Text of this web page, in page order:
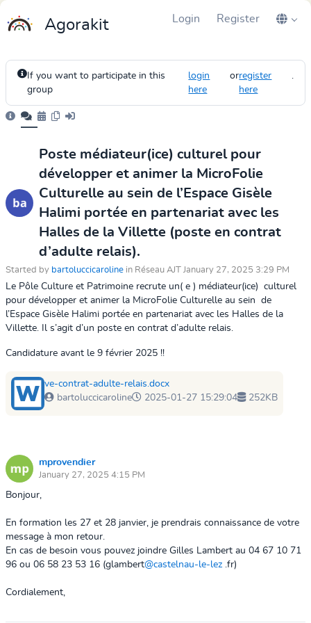
Agorakit Login Register
If you want to participate in this
group
login
here
orregister
here
.
Poste médiateur(ice) culturel pour
développer et animer la MicroFolie
Culturelle au sein de l’Espace Gisèle
Halimi portée en partenariat avec les
Halles de la Villette (poste en contrat
d’adulte relais).
Started by bartoluccicaroline in Réseau AJT January 27, 2025 3:29 PM
Le Pôle Culture et Patrimoine recrute un( e ) médiateur(ice) culturel
pour développer et animer la MicroFolie Culturelle au sein de
l’Espace Gisèle Halimi portée en partenariat avec les Halles de la
Villette. Il s’agit d’un poste en contrat d’adulte relais.
Candidature avant le 9 février 2025 !!
ve-contrat-adulte-relais.docx
bartoluccicaroline
2025-01-27 15:29:04 252KB
mprovendier
January 27, 2025 4:15 PM
Bonjour,
En formation les 27 et 28 janvier, je prendrais connaissance de votre
message à mon retour.
En cas de besoin vous pouvez joindre Gilles Lambert au 04 67 10 71
96 ou 06 58 23 53 16 (glambert@castelnau-le-lez .fr)
Cordialement,